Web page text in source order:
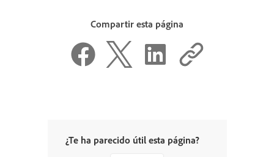
Compartir esta página
¿Te ha parecido útil esta página?